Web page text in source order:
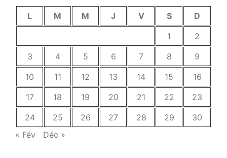
L M M J V S
D
1
2
3
4 5 6 7 8
9
10
11 12 13 14 15
16
17
18 19 20 21 22
23
24
25 26 27 28 29
30
« Fév
Déc »